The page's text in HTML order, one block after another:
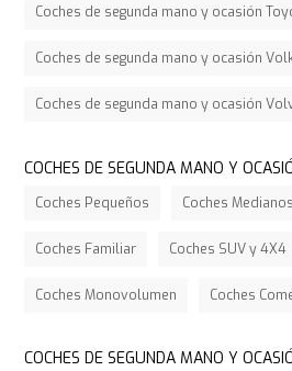
Coches de segunda mano y ocasión
Coches de segunda mano y ocasión
Coches de segunda mano y ocasión
COCHES DE SEGUNDA MANO Y
Coches Pequeños Coches Medianos
Coches Familiar Coches SUV y 4X4
Coches Monovolumen Coches
COCHES DE SEGUNDA MANO Y